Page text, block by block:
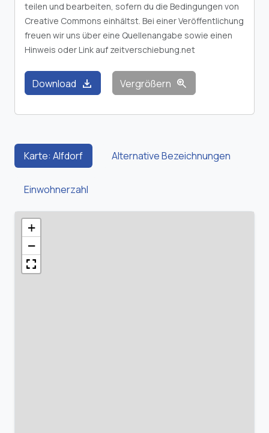
teilen und bearbeiten, sofern du die Bedingungen von
Creative Commons einhältst. Bei einer Veröffentlichung
freuen wir uns über eine Quellenangabe sowie einen
Hinweis oder Link auf zeitverschiebung.net
Download download Vergrößern zoom_in
Karte: Alfdorf Alternative Bezeichnungen
Einwohnerzahl
+
−